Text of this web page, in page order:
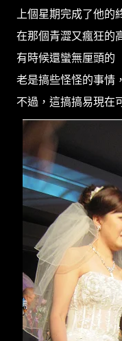
上個星期完成了他的
在那個青澀又瘋狂的
有時候還蠻無厘頭的
老是搞些怪怪的事情
不過，這搞搞易現在